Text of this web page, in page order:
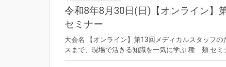
令和8年8月30日(日)【オンライン】
セミナー
大会名 【オンライン】第13回メディカルスタッフ
スまで、現場で活きる知識を一気に学ぶ 種 類 セ